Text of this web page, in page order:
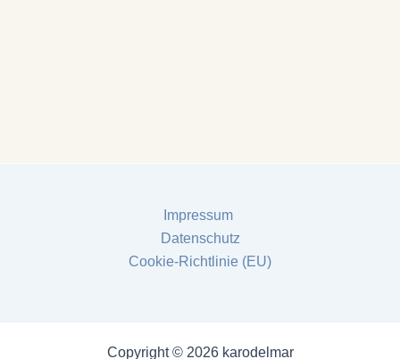
Impressum
Datenschutz
Cookie-Richtlinie (EU)
Copyright © 2026 karodelmar